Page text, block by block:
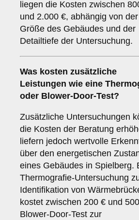
liegen die Kosten zwischen
und 2.000 €, abhängig von der
Größe des Gebäudes und der
Detailtiefe der Untersuchung.
Was kosten zusätzliche
Leistungen wie eine
oder Blower-Door-Test?
Zusätzliche Untersuchungen
die Kosten der Beratung
liefern jedoch wertvolle
über den energetischen
eines Gebäudes in Spielberg.
Thermografie-Untersuchung
Identifikation von
kostet zwischen 200 € und
Blower-Door-Test zur